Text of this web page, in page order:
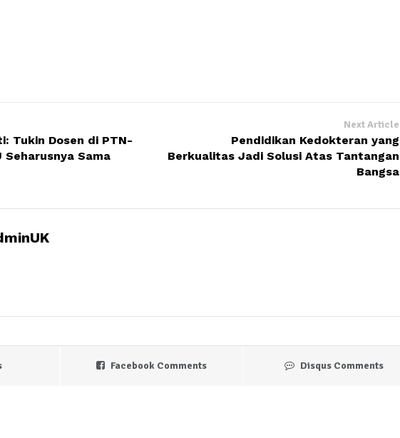
Tukin Dosen di PTN-
Seharusnya Sama
Next Article
Pendidikan Kedokteran yang
Berkualitas Jadi Solusi Atas Tantangan
Bangsa
Facebook Comments Disqus Comments